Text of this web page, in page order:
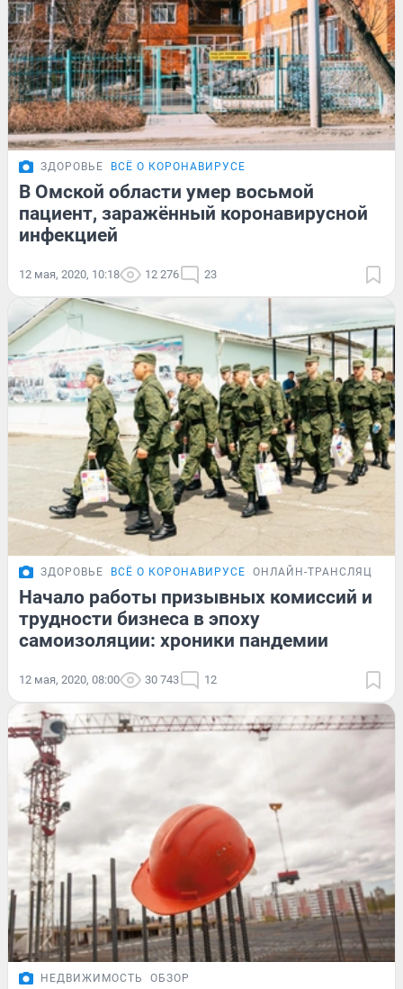
ЗДОРОВЬЕ ВСЁ О КОРОНАВИРУСЕ
В Омской области умер восьмой
пациент, заражённый коронавирусной
инфекцией
12 мая, 2020, 10:18 12 276 23
ЗДОРОВЬЕ ВСЁ О КОРОНАВИРУСЕ ОНЛАЙН-ТРАНСЛЯЦИЯ
Начало работы призывных комиссий и
трудности бизнеса в эпоху
самоизоляции: хроники пандемии
12 мая, 2020, 08:00 30 743 12
НЕДВИЖИМОСТЬ ОБЗОР